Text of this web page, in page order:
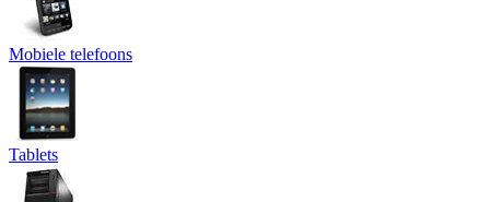
Mobiele telefoons
Tablets